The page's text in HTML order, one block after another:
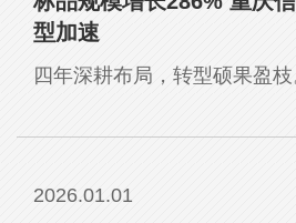
型加速
四年深耕布局，转型硕果盈枝
2026.01.01